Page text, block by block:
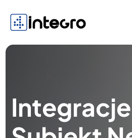
Integracje